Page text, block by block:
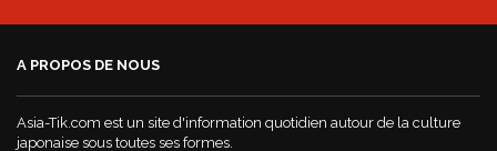
A PROPOS DE NOUS
Asia-Tik.com est un site d'information quotidien autour de la culture
japonaise sous toutes ses formes.